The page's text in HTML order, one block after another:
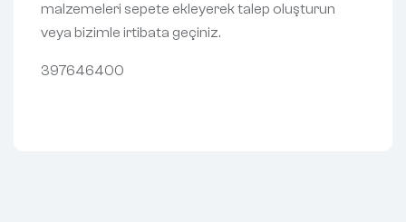
malzemeleri sepete ekleyerek talep oluşturun
veya bizimle irtibata geçiniz.
397646400